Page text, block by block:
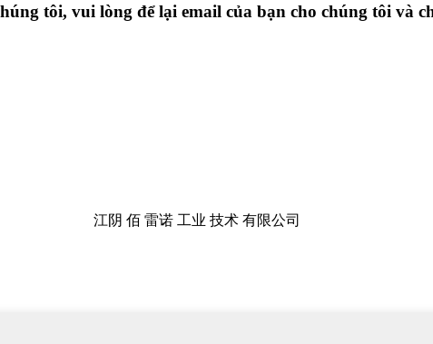
tôi, vui lòng để lại email của bạn cho chúng tôi và
江阴 佰 雷诺 工业 技术 有限公司